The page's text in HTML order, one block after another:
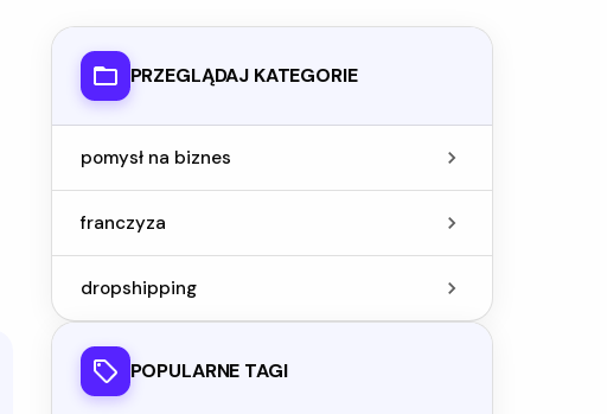
PRZEGLĄDAJ KATEGORIE
pomysł na biznes
franczyza
dropshipping
POPULARNE TAGI